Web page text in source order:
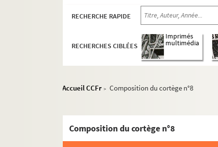
RECHERCHE RAPIDE
RECHERCHES CIBLÉES
Imprimés
multimédia
Accueil CCFr > Composition du cortège n°8
Composition du cortège n°8